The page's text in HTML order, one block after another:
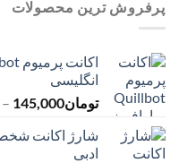
پرفروش ترین محصولات
انگلیسی
تومان145,000
–
ادبی